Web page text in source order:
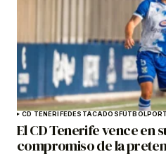
CD TENERIFEDESTACADOSFÚTBOL
El CD Tenerife vence en
compromiso de la